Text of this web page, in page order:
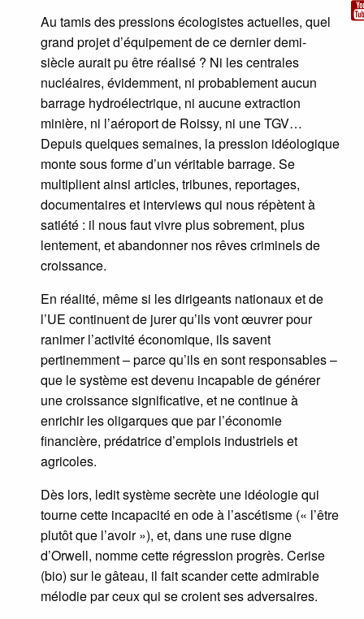
Au tamis des pressions écologistes actuelles, quel
grand projet d’équipement de ce dernier demi-
siècle aurait pu être réalisé ? Ni les centrales
nucléaires, évidemment, ni probablement aucun
barrage hydroélectrique, ni aucune extraction
minière, ni l’aéroport de Roissy, ni une TGV…
Depuis quelques semaines, la pression idéologique
monte sous forme d’un véritable barrage. Se
multiplient ainsi articles, tribunes, reportages,
documentaires et interviews qui nous répètent à
satiété : il nous faut vivre plus sobrement, plus
lentement, et abandonner nos rêves criminels de
croissance.
En réalité, même si les dirigeants nationaux et de
l’UE continuent de jurer qu’ils vont œuvrer pour
ranimer l’activité économique, ils savent
pertinemment – parce qu’ils en sont responsables –
que le système est devenu incapable de générer
une croissance significative, et ne continue à
enrichir les oligarques que par l’économie
financière, prédatrice d’emplois industriels et
agricoles.
Dès lors, ledit système secrète une idéologie qui
tourne cette incapacité en ode à l’ascétisme (« l’être
plutôt que l’avoir »), et, dans une ruse digne
d’Orwell, nomme cette régression progrès. Cerise
(bio) sur le gâteau, il fait scander cette admirable
mélodie par ceux qui se croient ses adversaires.